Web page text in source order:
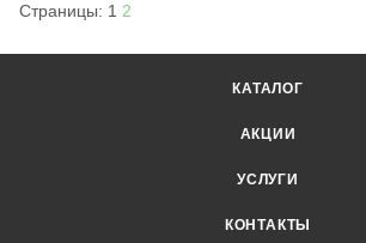
Страницы: 1 2
КАТАЛОГ
АКЦИИ
УСЛУГИ
КОНТАКТЫ